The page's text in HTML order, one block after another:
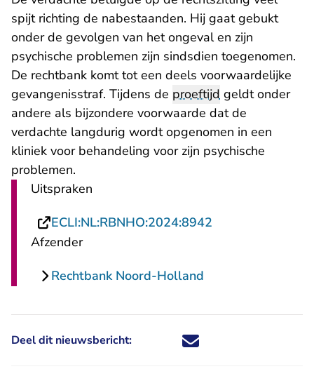
spijt richting de nabestaanden. Hij gaat gebukt
onder de gevolgen van het ongeval en zijn
psychische problemen zijn sindsdien toegenomen.
De rechtbank komt tot een deels voorwaardelijke
gevangenisstraf. Tijdens de proeftijd geldt onder
andere als bijzondere voorwaarde dat de
verdachte langdurig wordt opgenomen in een
kliniek voor behandeling voor zijn psychische
problemen.
Uitspraken
ECLI:NL:RBNHO:2024:8942
Afzender
Rechtbank Noord-Holland
Deel dit nieuwsbericht: Deel dit nieuwsbericht via X -
Deel dit nieuwsbericht via
Deel dit nieuwsbericht
Deel dit